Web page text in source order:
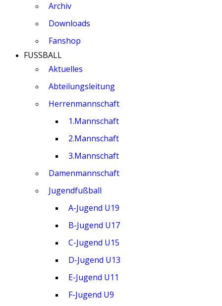
Archiv
Downloads
Fanshop
FUSSBALL
Aktuelles
Abteilungsleitung
Herrenmannschaft
1.Mannschaft
2.Mannschaft
3.Mannschaft
Damenmannschaft
Jugendfußball
A-Jugend U19
B-Jugend U17
C-Jugend U15
D-Jugend U13
E-Jugend U11
F-Jugend U9